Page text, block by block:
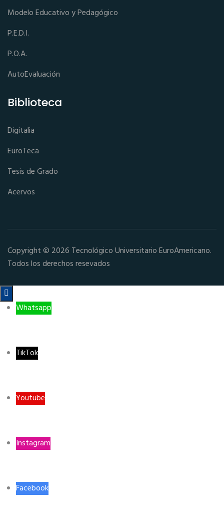
Modelo Educativo y Pedagógico
P.E.D.I.
P.O.A.
AutoEvaluación
Biblioteca
Digitalia
EuroTeca
Tesis de Grado
Acervos
Copyright © 2026 Tecnológico Universitario EuroAmericano.
Todos los derechos resevados

Whatsapp
TikTok
Youtube
Instagram
Facebook